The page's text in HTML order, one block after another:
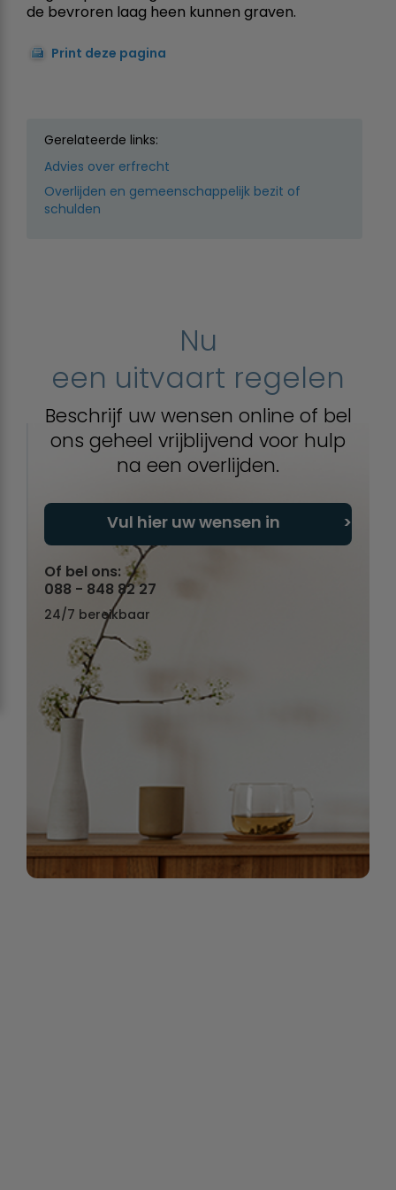
de bevroren laag heen kunnen graven.
Print deze pagina
Gerelateerde links:
Advies over erfrecht
Overlijden en gemeenschappelijk bezit of
schulden
Nu
een uitvaart regelen
Beschrijf uw wensen online of bel
ons geheel vrijblijvend voor hulp
na een overlijden.
Vul hier uw wensen in
Of bel ons:
088 - 848 82 27
24/7 bereikbaar